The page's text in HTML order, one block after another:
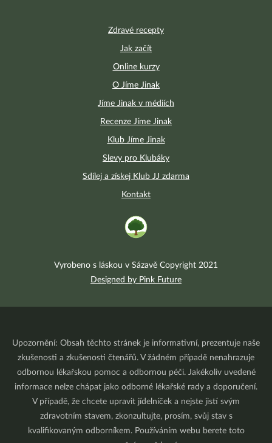
Zdravé recepty
Jak začít
Online kurzy
O Jíme Jinak
Jíme Jinak v médiích
Recenze Jíme Jinak
Klub Jíme Jinak
Slevy pro Klubáky
Sdílej a získej Klub JJ zdarma
Kontakt
Vyrobeno s láskou v Sázavě Copyright 2021
Designed by Pink Future
Upozornění: Obsah těchto stránek je informativní, prezentuje naše
zkušenosti a zkušenosti čtenářů. V žádném případě nenahrazuje
odbornou lékařskou pomoc a odbornou péči. Jakékoliv uvedené
informace nelze chápat jako odborné lékařské rady a doporučení.
V případě, že chcete upravit jídelníček a nejste jistí svým
zdravotním stavem, zkonzultujte, prosím, svůj stav s
kvalifikovaným odborníkem. Používáním webu berete toto